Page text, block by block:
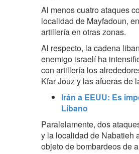
Al menos cuatro ataques
localidad de Mayfadoun,
artillería en otras zonas.
Al respecto, la cadena
enemigo israelí ha
con artillería los
Kfar Jouz y las afueras de
Irán a EEUU: Es
Líbano
Paralelamente, dos
y la localidad de Nabatieh
objeto de bombardeos de